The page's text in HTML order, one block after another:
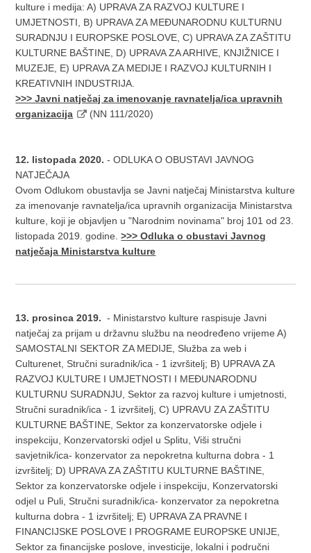
kulture i medija: A) UPRAVA ZA RAZVOJ KULTURE I
UMJETNOSTI, B) UPRAVA ZA MEĐUNARODNU KULTURNU
SURADNJU I EUROPSKE POSLOVE, C) UPRAVA ZA ZAŠTITU
KULTURNE BAŠTINE, D) UPRAVA ZA ARHIVE, KNJIŽNICE I
MUZEJE, E) UPRAVA ZA MEDIJE I RAZVOJ KULTURNIH I
KREATIVNIH INDUSTRIJA.
>>> Javni natječaj za imenovanje ravnatelja/ica upravnih
organizacija​
(NN 111/2020)
12. listopada 2020. - ODLUKA O OBUSTAVI JAVNOG
NATJEČAJA
Ovom Odlukom obustavlja se Javni natječaj Ministarstva kulture
za imenovanje ravnatelja/ica upravnih organizacija Ministarstva
kulture, koji je objavljen u "Narodnim novinama" broj 101 od 23.
listopada 2019. godine.>>> Odluka o obustavi Javnog
natječaja Ministarstva kulture
13. prosinca 2019. - Ministarstvo kulture raspisuje Javni
natječaj za prijam u državnu službu na neodređeno vrijeme A)
SAMOSTALNI SEKTOR ZA MEDIJE, Služba za web i
Culturenet, Stručni suradnik/ica - 1 izvršitelj; B) UPRAVA ZA
RAZVOJ KULTURE I UMJETNOSTI I MEĐUNARODNU
KULTURNU SURADNJU, Sektor za razvoj kulture i umjetnosti,
Stručni suradnik/ica - 1 izvršitelj, C) UPRAVU ZA ZAŠTITU
KULTURNE BAŠTINE, Sektor za konzervatorske odjele i
inspekciju, Konzervatorski odjel u Splitu, Viši stručni
savjetnik/ica- konzervator za nepokretna kulturna dobra - 1
izvršitelj; D) UPRAVA ZA ZAŠTITU KULTURNE BAŠTINE,
Sektor za konzervatorske odjele i inspekciju, Konzervatorski
odjel u Puli, Stručni suradnik/ica- konzervator za nepokretna
kulturna dobra - 1 izvršitelj; E) UPRAVA ZA PRAVNE I
FINANCIJSKE POSLOVE I PROGRAME EUROPSKE UNIJE,
Sektor za financijske poslove, investicije, lokalni i područni